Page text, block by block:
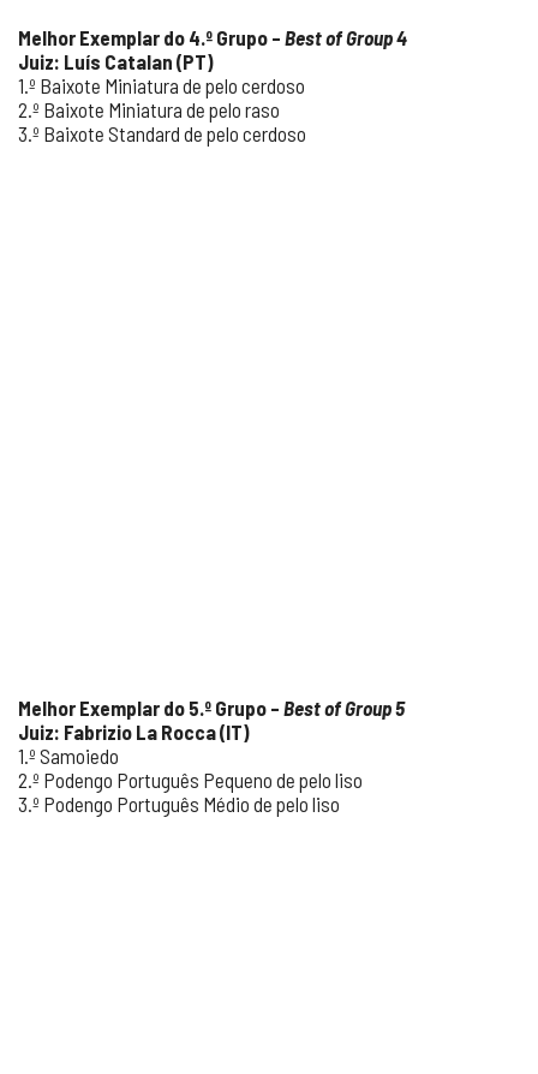
Melhor Exemplar do 4.º Grupo – Best of Group 4
Juiz: Luís Catalan (PT)
1.º Baixote Miniatura de pelo cerdoso
2.º Baixote Miniatura de pelo raso
3.º Baixote Standard de pelo cerdoso
Melhor Exemplar do 5.º Grupo – Best of Group 5
Juiz: Fabrizio La Rocca (IT)
1.º Samoiedo
2.º Podengo Português Pequeno de pelo liso
3.º Podengo Português Médio de pelo liso